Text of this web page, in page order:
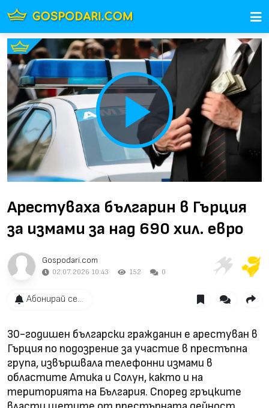
Play
Video
Арестуваха българин в Гърция
за измами за над 690 хил. евро
Gospodari.com
02.07.2026 10:43 152 0
Абонирай се...
30-годишен български гражданин е арестуван в
Гърция по подозрение за участие в престъпна
група, извършвала телефонни измами в
областите Атика и Солун, както и на
територията на България. Според гръцките